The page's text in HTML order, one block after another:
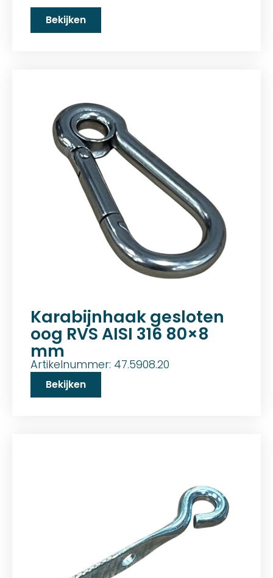
Bekijken
Karabijnhaak gesloten
oog RVS AISI 316 80×8
mm
Artikelnummer: 47.5908.20
Bekijken